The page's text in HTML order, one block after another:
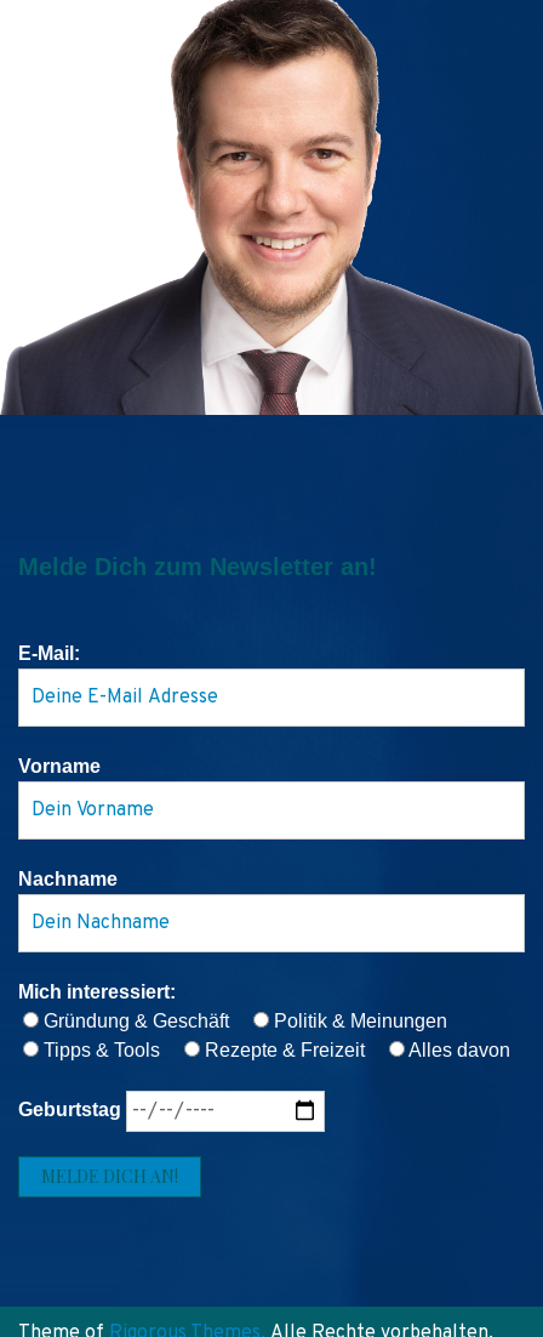
Melde Dich zum Newsletter an!
E-Mail:
Vorname
Nachname
Mich interessiert:
Gründung & Geschäft
Politik & Meinungen
Tipps & Tools
Rezepte & Freizeit Alles davon
Geburtstag